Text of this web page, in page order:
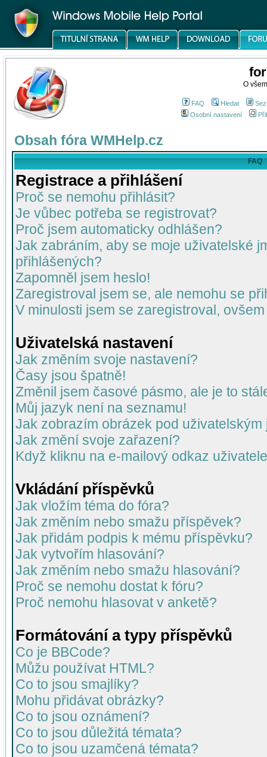
O
FAQ Hledat
Osobní nastavení
Obsah fóra WMHelp.cz
FAQ
Registrace a přihlášení
Proč se nemohu přihlásit?
Je vůbec potřeba se registrovat?
Proč jsem automaticky odhlášen?
Jak zabráním, aby se moje uživatelské
přihlášených?
Zapomněl jsem heslo!
Zaregistroval jsem se, ale nemohu se
V minulosti jsem se zaregistroval,
Uživatelská nastavení
Jak změním svoje nastavení?
Časy jsou špatně!
Změnil jsem časové pásmo, ale je to
Můj jazyk není na seznamu!
Jak zobrazím obrázek pod uživatelským
Jak změní svoje zařazení?
Když kliknu na e-mailový odkaz
Vkládání příspěvků
Jak vložím téma do fóra?
Jak změním nebo smažu příspěvek?
Jak přidám podpis k mému příspěvku?
Jak vytvořím hlasování?
Jak změním nebo smažu hlasování?
Proč se nemohu dostat k fóru?
Proč nemohu hlasovat v anketě?
Formátování a typy příspěvků
Co je BBCode?
Můžu používat HTML?
Co to jsou smajlíky?
Mohu přidávat obrázky?
Co to jsou oznámení?
Co to jsou důležitá témata?
Co to jsou uzamčená témata?